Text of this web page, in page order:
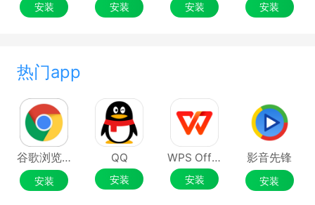
安装 安装 安装 安装
热门app
谷歌浏览器Google Chrome
安装
QQ
安装
WPS Office
安装
影音先锋
安装